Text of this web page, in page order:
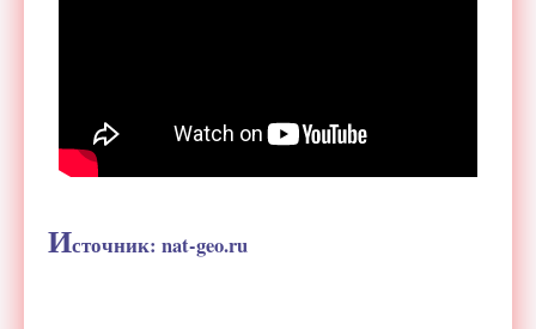
Источник: nat-geo.ru